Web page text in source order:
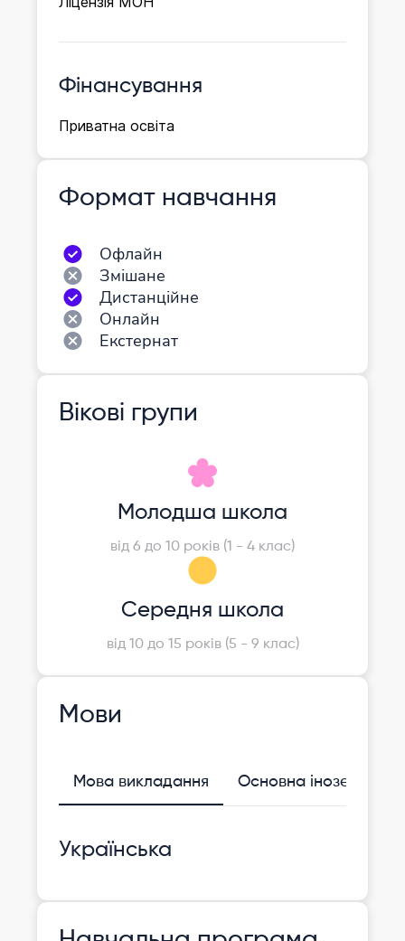
Фінансування
Приватна освіта
Формат навчання
Офлайн
Змішане
Дистанційне
Онлайн
Екстернат
Вікові групи
Молодша школа
від 6 до 10 років (1 - 4 клас)
Середня школа
від 10 до 15 років (5 - 9 клас)
Мови
Мова викладання Основна іноземна
Українська